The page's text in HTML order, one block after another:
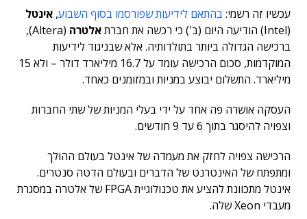
עכשיו זה רשמי: בהתאם לידיעות שפורסמו בסוף השבוע, אינטל
(Intel) הודיעה היום (ב') כי רכשה את חברת
אלטרה
(Altera),
ברכישה הגדולה ביותר בתולדותיה. אלא שבניגוד לידיעות
המוקדמות, סכום הרכישה עומד על 16.7 מיליארד דולר – ולא 15
מיליארד. התשלום יבוצע במניות ובמזומנים כאחד.
העסקה אושרה פה אחד על ידי בעלי המניות של שתי החברות
וצפויה להיסגר בתוך 6 עד 9 חודשים.
הרכישה צפויה לחזק את מעמדה של אינטל בעולם ההולך
ומתפתח של האינטרנט של הדברים ובעולם הדטה סנטרים.
אינטל מתכוונת להציע את טכנולוגיית FPGA של אלטרה במסגרת
מעבדי Xeon שלה.